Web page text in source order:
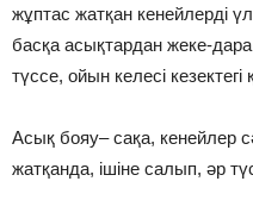
жұптас жатқан кенейлерді
басқа асықтардан жеке-
түссе, ойын келесі
Асық бояу– сақа, кенейлер
жатқанда, ішіне салып, әр